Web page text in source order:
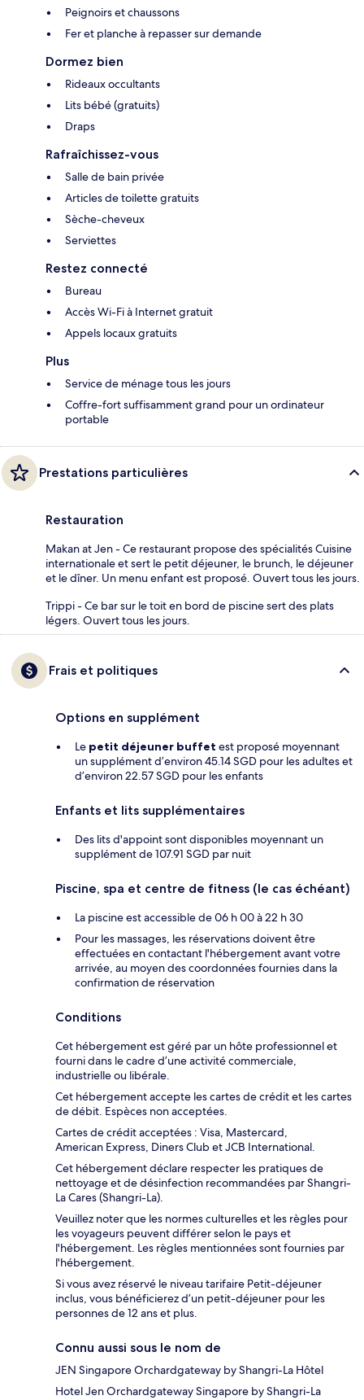
Peignoirs et chaussons
Fer et planche à repasser sur demande
Dormez bien
Rideaux occultants
Lits bébé (gratuits)
Draps
Rafraîchissez-vous
Salle de bain privée
Articles de toilette gratuits
Sèche-cheveux
Serviettes
Restez connecté
Bureau
Accès Wi-Fi à Internet gratuit
Appels locaux gratuits
Plus
Service de ménage tous les jours
Coffre-fort suffisamment grand pour un ordinateur
portable
Prestations particulières
Restauration
Makan at Jen - Ce restaurant propose des spécialités Cuisine
internationale et sert le petit déjeuner, le brunch, le déjeuner
et le dîner. Un menu enfant est proposé. Ouvert tous les jours.
Trippi - Ce bar sur le toit en bord de piscine sert des plats
légers. Ouvert tous les jours.
Frais et politiques
Options en supplément
Le petit déjeuner buffet est proposé moyennant
un supplément d’environ 45.14 SGD pour les adultes et
d’environ 22.57 SGD pour les enfants
Enfants et lits supplémentaires
Des lits d'appoint sont disponibles moyennant un
supplément de 107.91 SGD par nuit
Piscine, spa et centre de fitness (le cas échéant)
La piscine est accessible de 06 h 00 à 22 h 30
Pour les massages, les réservations doivent être
effectuées en contactant l'hébergement avant votre
arrivée, au moyen des coordonnées fournies dans la
confirmation de réservation
Conditions
Cet hébergement est géré par un hôte professionnel et
fourni dans le cadre d’une activité commerciale,
industrielle ou libérale.
Cet hébergement accepte les cartes de crédit et les cartes
de débit. Espèces non acceptées.
Cartes de crédit acceptées : Visa, Mastercard,
American Express, Diners Club et JCB International.
Cet hébergement déclare respecter les pratiques de
nettoyage et de désinfection recommandées par Shangri-
La Cares (Shangri-La).
Veuillez noter que les normes culturelles et les règles pour
les voyageurs peuvent différer selon le pays et
l'hébergement. Les règles mentionnées sont fournies par
l'hébergement.
Si vous avez réservé le niveau tarifaire Petit-déjeuner
inclus, vous bénéficierez d’un petit-déjeuner pour les
personnes de 12 ans et plus.
Connu aussi sous le nom de
JEN Singapore Orchardgateway by Shangri-La Hôtel
Hotel Jen Orchardgateway Singapore by Shangri-La